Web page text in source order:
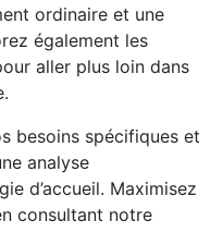
ordinaire et une
également les
aller plus loin dans
besoins spécifiques et
analyse
d’accueil. Maximisez
consultant notre